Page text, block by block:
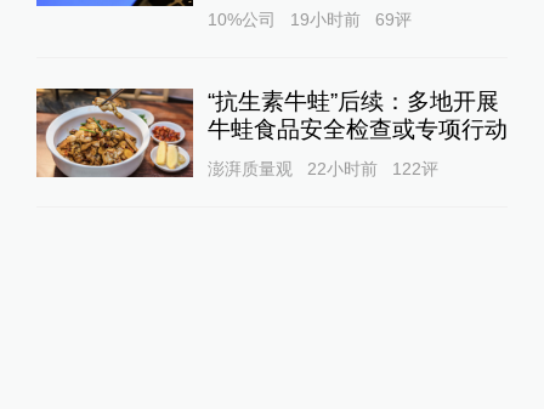
10%公司 19小时前 69评
“抗生素牛蛙”后续：多地开展
牛蛙食品安全检查或专项行动
澎湃质量观 22小时前 122评